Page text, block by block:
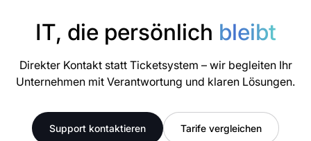
IT, die persönlich bleibt
Direkter Kontakt statt Ticketsystem – wir begleiten Ihr
Unternehmen mit Verantwortung und klaren Lösungen.
Support kontaktieren Tarife vergleichen